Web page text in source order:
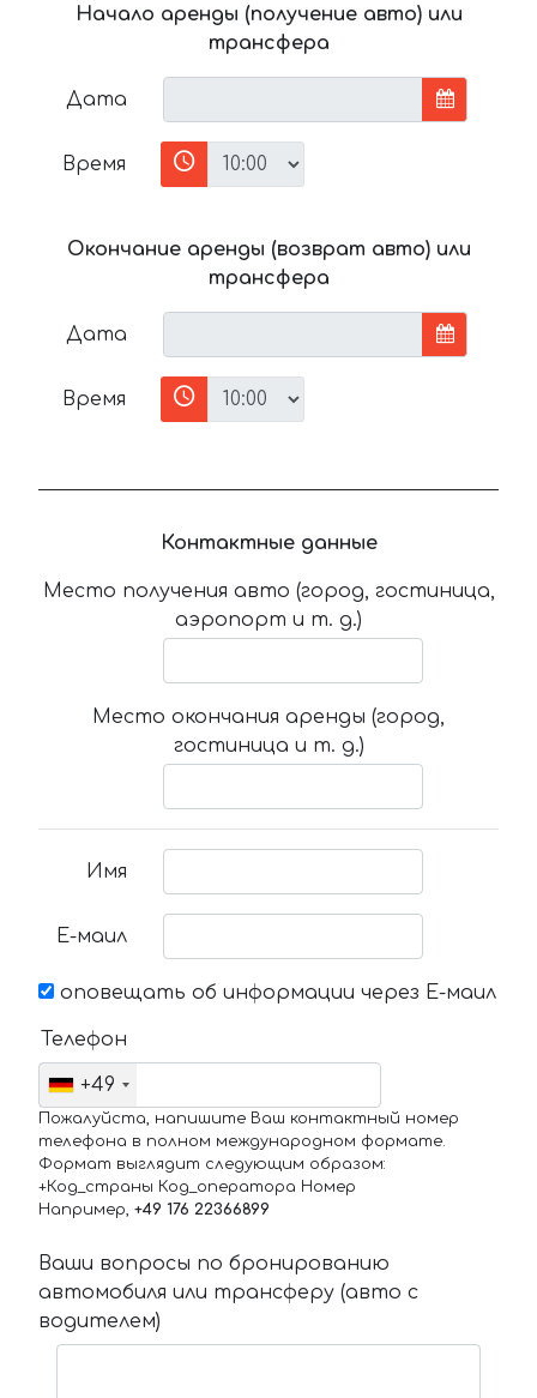
Начало аренды (получение авто) или
трансфера
Дата
Время
Окончание аренды (возврат авто) или
трансфера
Дата
Время
Контактные данные
Место получения авто (город, гостиница,
аэропорт и т. д.)
Место окончания аренды (город,
гостиница и т. д.)
Имя
Е-маил
оповещать об информации через Е-маил
Телефон
+49
Пожалуйста, напишите Ваш контактный номер
телефона в полном международном формате.
Формат выглядит следующим образом:
+Код_страны Код_оператора Номер
Например, +49 176 22366899
Ваши вопросы по бронированию
автомобиля или трансферу (авто с
водителем)